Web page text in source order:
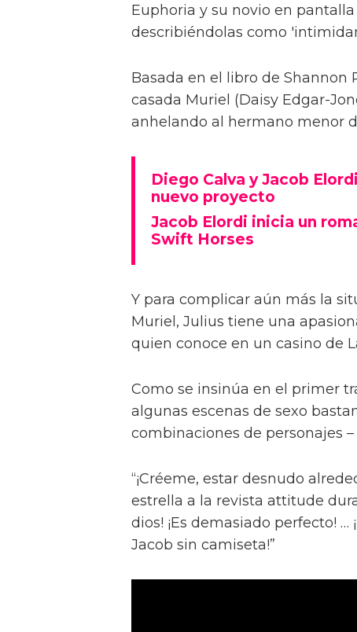
Euphoria y su novio en
describiéndolas como
Basada en el libro de Shannon
casada Muriel (Daisy Edgar-
anhelando al hermano menor
Diego Calva y Jacob
nuevo proyecto
Jacob Elordi inicia un
Swift Horses
Y para complicar aún más la
Muriel, Julius tiene una
quien conoce en un casino de
Como se insinúa en el primer
algunas escenas de sexo
combinaciones de personajes
“¡Créeme, estar desnudo
estrella a la revista attitude
dios! ¡Es demasiado perfecto!
Jacob sin camiseta!”